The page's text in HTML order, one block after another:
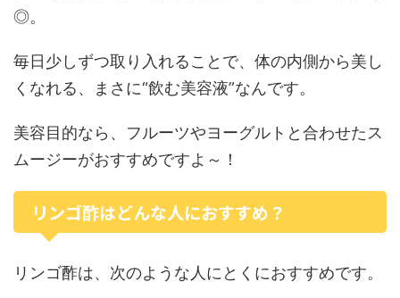
◎。
毎日少しずつ取り入れることで、体の内側から美し
くなれる、まさに“飲む美容液”なんです。
美容目的なら、フルーツやヨーグルトと合わせたス
ムージーがおすすめですよ～！
リンゴ酢はどんな人におすすめ？
リンゴ酢は、次のような人にとくにおすすめです。